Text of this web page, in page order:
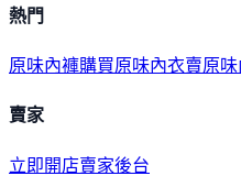
熱門
原味內褲購買原味內衣賣原
賣家
立即開店賣家後台